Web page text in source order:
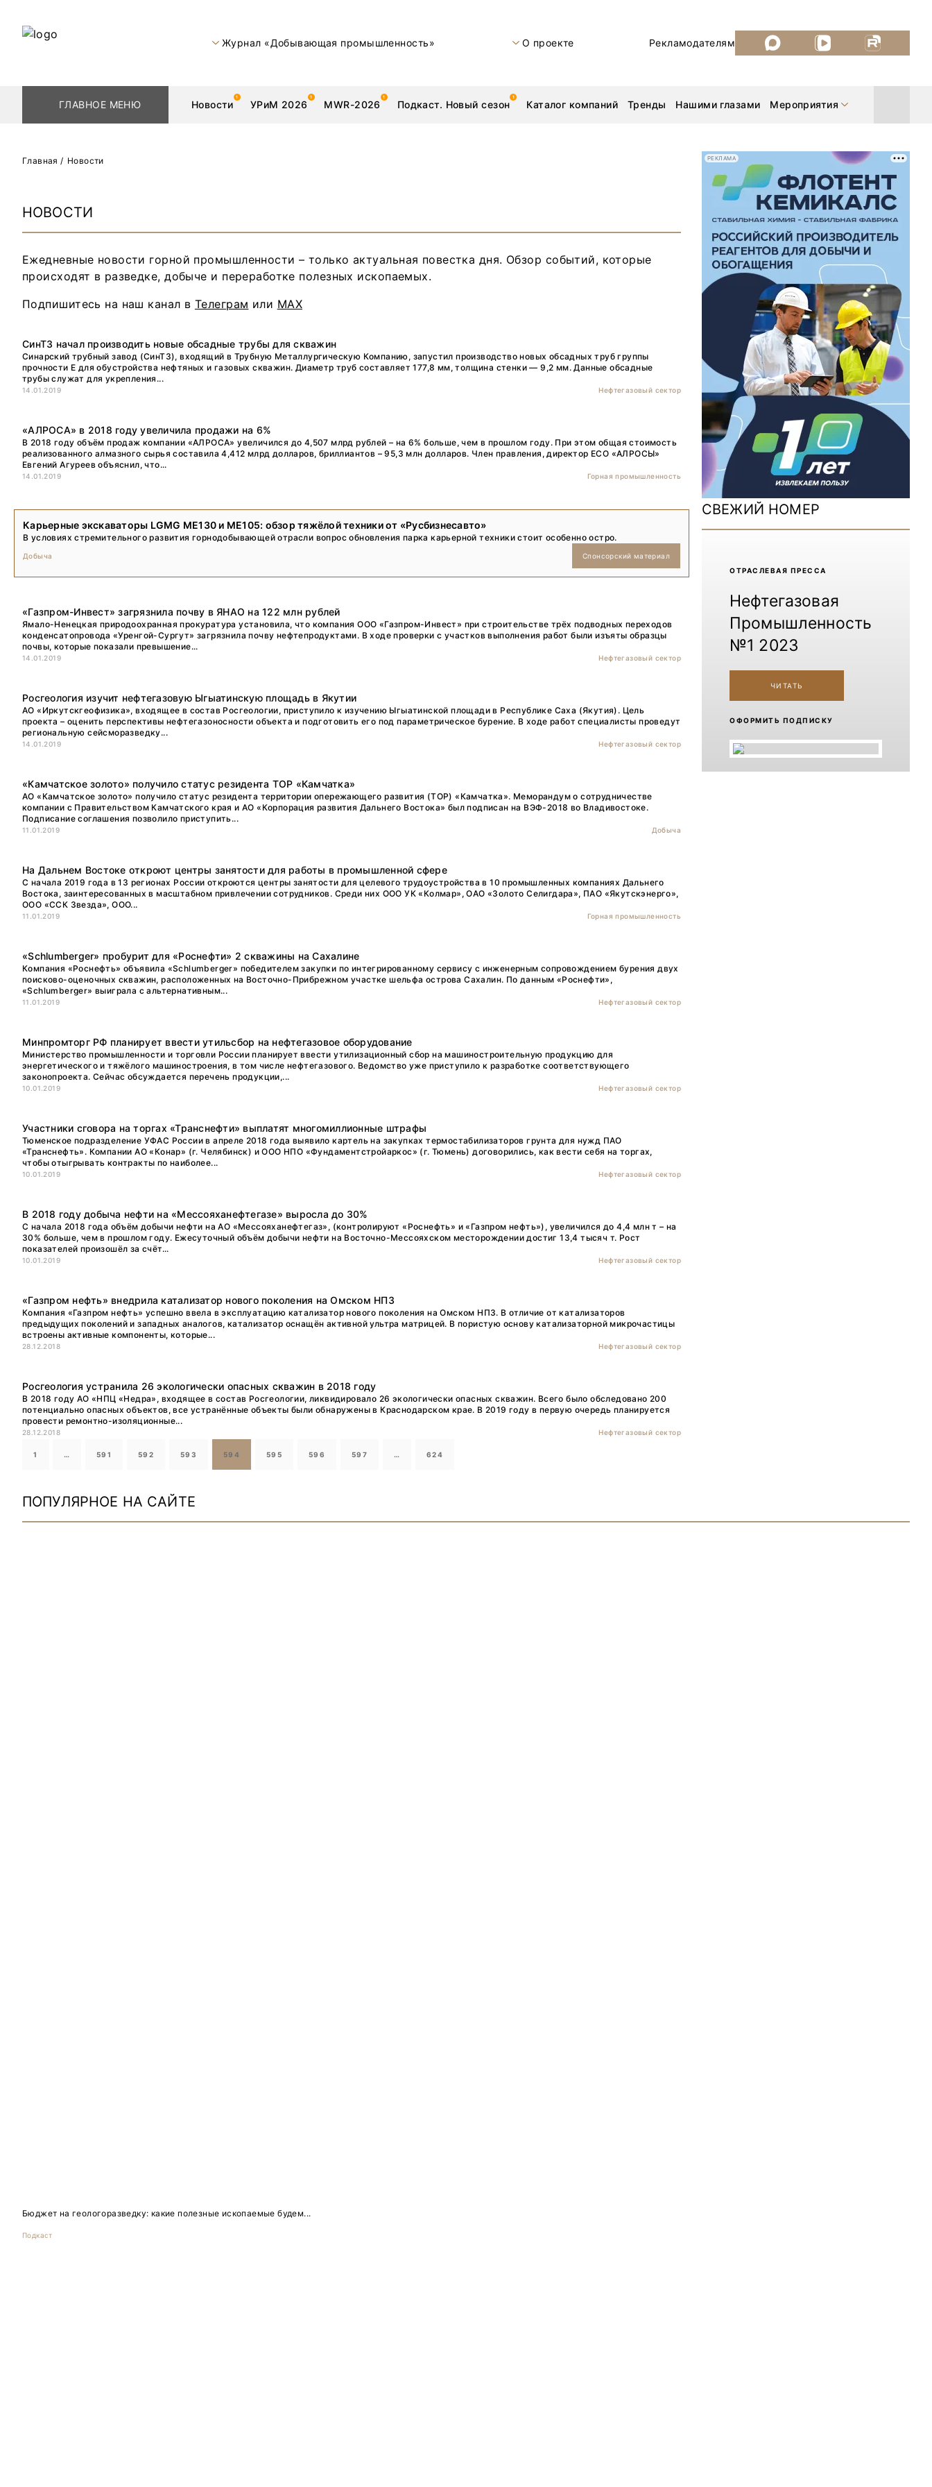
Журнал «Добывающая промышленность» О проекте Рекламодателям
ГЛАВНОЕ МЕНЮ Новости УРиМ 2026 MWR-2026 Подкаст. Новый сезон Каталог компаний Тренды Нашими глазами Мероприятия
Геологоразведка
Обогащение
Добыча
Золото
Уголь
Техника и технологии
Нашими глазами | Репортажи с предприятий
Мероприятия
Уголь России и Майнинг 2026
MiningWorld Russia 2026
ДП Подкаст. Новый сезон
Рудник 2025
MiningWorld Russia 2025
Уголь России и Майнинг 2025
Рудник 2024 | Обзор выставки
В помощь шахтёру 2024
Уголь России и Майнинг 2024
Mining World Russia 2024
Журнал «Нефтегазовая промышленность»
Главная / Новости
НОВОСТИ
Ежедневные новости горной промышленности – только актуальная повестка дня. Обзор событий, которые
происходят в разведке, добыче и переработке полезных ископаемых.
Подпишитесь на наш канал в Телеграм или MAX
СинТЗ начал производить новые обсадные трубы для скважин
Синарский трубный завод (СинТЗ), входящий в Трубную Металлургическую Компанию, запустил производство новых обсадных труб группы
прочности Е для обустройства нефтяных и газовых скважин. Диаметр труб составляет 177,8 мм, толщина стенки — 9,2 мм. Данные обсадные
трубы служат для укрепления...
14.01.2019 Нефтегазовый сектор
«АЛРОСА» в 2018 году увеличила продажи на 6%
В 2018 году объём продаж компании «АЛРОСА» увеличился до 4,507 млрд рублей – на 6% больше, чем в прошлом году. При этом общая стоимость
реализованного алмазного сырья составила 4,412 млрд долларов, бриллиантов – 95,3 млн долларов. Член правления, директор ЕСО «АЛРОСЫ»
Евгений Агуреев объяснил, что...
14.01.2019 Горная промышленность
Карьерные экскаваторы LGMG ME130 и ME105: обзор тяжёлой техники от «Русбизнесавто»
В условиях стремительного развития горнодобывающей отрасли вопрос обновления парка карьерной техники стоит особенно остро.
Добыча Спонсорский материал
«Газпром-Инвест» загрязнила почву в ЯНАО на 122 млн рублей
Ямало-Ненецкая природоохранная прокуратура установила, что компания ООО «Газпром-Инвест» при строительстве трёх подводных переходов
конденсатопровода «Уренгой-Сургут» загрязнила почву нефтепродуктами. В ходе проверки с участков выполнения работ были изъяты образцы
почвы, которые показали превышение...
14.01.2019 Нефтегазовый сектор
Росгеология изучит нефтегазовую Ыгыатинскую площадь в Якутии
АО «Иркутскгеофизика», входящее в состав Росгеологии, приступило к изучению Ыгыатинской площади в Республике Саха (Якутия). Цель
проекта – оценить перспективы нефтегазоносности объекта и подготовить его под параметрическое бурение. В ходе работ специалисты проведут
региональную сейсморазведку...
14.01.2019 Нефтегазовый сектор
«Камчатское золото» получило статус резидента ТОР «Камчатка»
АО «Камчатское золото» получило статус резидента территории опережающего развития (ТОР) «Камчатка». Меморандум о сотрудничестве
компании с Правительством Камчатского края и АО «Корпорация развития Дальнего Востока» был подписан на ВЭФ-2018 во Владивостоке.
Подписание соглашения позволило приступить...
11.01.2019 Добыча
На Дальнем Востоке откроют центры занятости для работы в промышленной сфере
С начала 2019 года в 13 регионах России откроются центры занятости для целевого трудоустройства в 10 промышленных компаниях Дальнего
Востока, заинтересованных в масштабном привлечении сотрудников. Среди них ООО УК «Колмар», ОАО «Золото Селигдара», ПАО «Якутскэнерго»,
ООО «ССК Звезда», ООО...
11.01.2019 Горная промышленность
«Schlumberger» пробурит для «Роснефти» 2 скважины на Сахалине
Компания «Роснефть» объявила «Schlumberger» победителем закупки по интегрированному сервису с инженерным сопровождением бурения двух
поисково-оценочных скважин, расположенных на Восточно-Прибрежном участке шельфа острова Сахалин. По данным «Роснефти»,
«Schlumberger» выиграла с альтернативным...
11.01.2019 Нефтегазовый сектор
Минпромторг РФ планирует ввести утильсбор на нефтегазовое оборудование
Министерство промышленности и торговли России планирует ввести утилизационный сбор на машиностроительную продукцию для
энергетического и тяжёлого машиностроения, в том числе нефтегазового. Ведомство уже приступило к разработке соответствующего
законопроекта. Сейчас обсуждается перечень продукции,...
10.01.2019 Нефтегазовый сектор
Участники сговора на торгах «Транснефти» выплатят многомиллионные штрафы
Тюменское подразделение УФАС России в апреле 2018 года выявило картель на закупках термостабилизаторов грунта для нужд ПАО
«Транснефть». Компании АО «Конар» (г. Челябинск) и ООО НПО «Фундаментстройаркос» (г. Тюмень) договорились, как вести себя на торгах,
чтобы отыгрывать контракты по наиболее...
10.01.2019 Нефтегазовый сектор
В 2018 году добыча нефти на «Мессояханефтегазе» выросла до 30%
С начала 2018 года объём добычи нефти на АО «Мессояханефтегаз», (контролируют «Роснефть» и «Газпром нефть»), увеличился до 4,4 млн т – на
30% больше, чем в прошлом году. Ежесуточный объём добычи нефти на Восточно-Мессояхском месторождении достиг 13,4 тысяч т. Рост
показателей произошёл за счёт...
10.01.2019 Нефтегазовый сектор
«Газпром нефть» внедрила катализатор нового поколения на Омском НПЗ
Компания «Газпром нефть» успешно ввела в эксплуатацию катализатор нового поколения на Омском НПЗ. В отличие от катализаторов
предыдущих поколений и западных аналогов, катализатор оснащён активной ультра матрицей. В пористую основу катализаторной микрочастицы
встроены активные компоненты, которые...
28.12.2018 Нефтегазовый сектор
Росгеология устранила 26 экологически опасных скважин в 2018 году
В 2018 году АО «НПЦ «Недра», входящее в состав Росгеологии, ликвидировало 26 экологически опасных скважин. Всего было обследовано 200
потенциально опасных объектов, все устранённые объекты были обнаружены в Краснодарском крае. В 2019 году в первую очередь планируется
провести ремонтно-изоляционные...
28.12.2018 Нефтегазовый сектор
1 … 591 592 593 594 595 596 597 … 624
РЕКЛАМА
СВЕЖИЙ НОМЕР
ОТРАCЛЕВАЯ ПРЕССА
Нефтегазовая
Промышленность
№1 2023
ЧИТАТЬ
ОФОРМИТЬ ПОДПИСКУ
ПОПУЛЯРНОЕ НА САЙТЕ
Бюджет на геологоразведку: какие полезные ископаемые будем...
Подкаст